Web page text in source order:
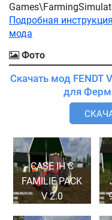
Подробная
мода
Фото
Скачать мод FENDT
CASE IH C
FAMILIE PACK
V 2.0